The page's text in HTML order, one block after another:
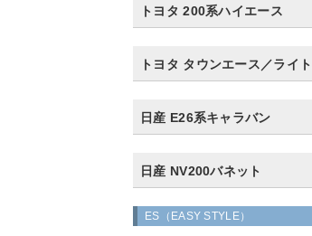
トヨタ 200系ハイエース
トヨタ タウンエース／ライ
日産 E26系キャラバン
日産 NV200バネット
ES（EASY STYLE）